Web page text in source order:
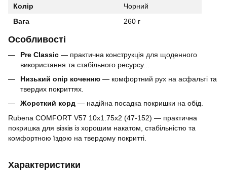
Колір
Чорний
Вага
260 г
Особливості
Pre Classic — практична конструкція для щоденного
використання та стабільного ресурсу...
Низький опір коченню — комфортний рух на асфальті та
твердих покриттях.
Жорсткий корд — надійна посадка покришки на обід.
Rubena COMFORT V57 10x1.75x2 (47-152) — практична
покришка для візків із хорошим накатом, стабільністю та
комфортною їздою на твердому покритті.
Характеристики